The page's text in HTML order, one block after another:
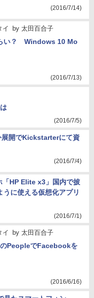
(2016/7/14)
イ by 太田百合子
い？ Windows 10 Mo
(2016/7/13)
(2016/7/5)
展開でKickstarterにて資
(2016/7/4)
HP Elite x3」国内で披
うに使える仮想化アプリ
(2016/7/1)
イ by 太田百合子
PeopleでFacebookを
(2016/6/16)